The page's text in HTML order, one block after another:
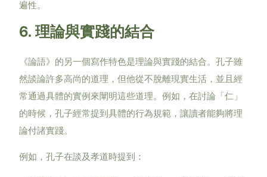
遍性。
6.理論與實踐的結合
《論語》的另一個寫作特色是理論與實踐的結合。孔子雖
然談論許多高尚的道理，但他從不脫離現實生活，並且經
常通過具體的實例來闡明這些道理。例如，在討論「仁」
的時候，孔子經常提到具體的行為規範，讓讀者能夠將理
論付諸實踐。
例如，孔子在談及孝道時提到：